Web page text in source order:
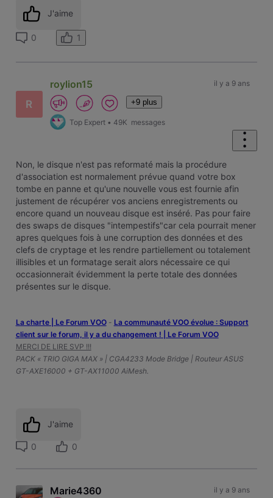
J'aime
0 1
R
roylion15
+9 plus
Top Expert • 49K messages
il y a 9 ans
Non, le disque n'est pas reformaté mais la procédure
d'association est normalement prévue quand votre box
tombe en panne et qu'une nouvelle vous est fournie afin
justement de récupérer vos anciens enregistrements ou
encore quand un nouveau disque est inséré. Pas pour faire
des swaps de disques "intempestifs"car cela pourrait mener
apres quelques fois à une corruption des données et des
clefs de cryptage et les rendre partiellement ou totalement
illisibles et un formatage serait alors nécessaire ce qui
occasionnerait évidemment la perte totale des données
présentes sur le disque.
La charte | Le Forum VOO- ‎La communauté VOO évolue : Support
client sur le forum, il y a du changement ! | Le Forum VOO
MERCI DE LIRE SVP !!!
PACK « TRIO GIGA MAX » | CGA4233 Mode Bridge | Routeur ASUS
GT-AXE16000 + GT-AX11000 AiMesh.
J'aime
0 0
Marie4360 il y a 9 ans